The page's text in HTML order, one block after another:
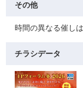
その他
時間の異なる催し
チラシデータ